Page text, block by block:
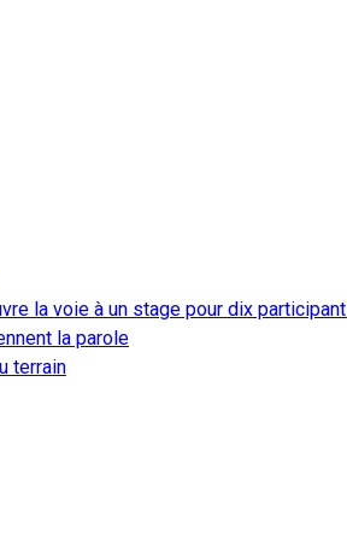
la voie à un stage pour dix
la parole
terrain